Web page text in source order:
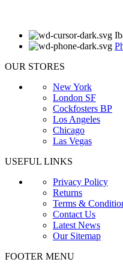
OUR STORES
New York
London SF
Cockfosters BP
Los Angeles
Chicago
Las Vegas
USEFUL LINKS
Privacy Policy
Returns
Terms &
Contact Us
Latest News
Our Sitemap
FOOTER MENU